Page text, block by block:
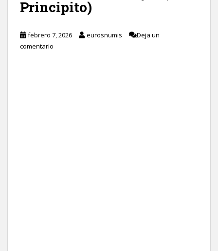
Principito)
febrero 7, 2026 eurosnumis
Deja un
comentario